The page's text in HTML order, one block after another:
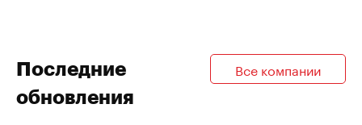
Последние
обновления
Все компании